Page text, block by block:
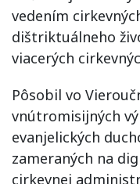
vedením
dištriktuálneho
viacerých
Pôsobil vo
vnútromisijných
evanjelických
zameraných na
cirkevnej